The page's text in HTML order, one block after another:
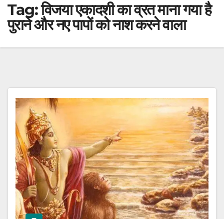
Tag:विजया एकादशी का व्रत माना गया है
पुराने और नए पापों को नाश करने वाला